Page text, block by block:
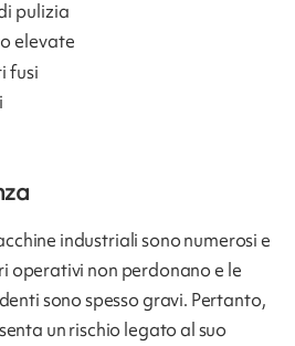
pulizia
elevate
fusi
industriali sono numerosi e
operativi non perdonano e le
sono spesso gravi. Pertanto,
un rischio legato al suo